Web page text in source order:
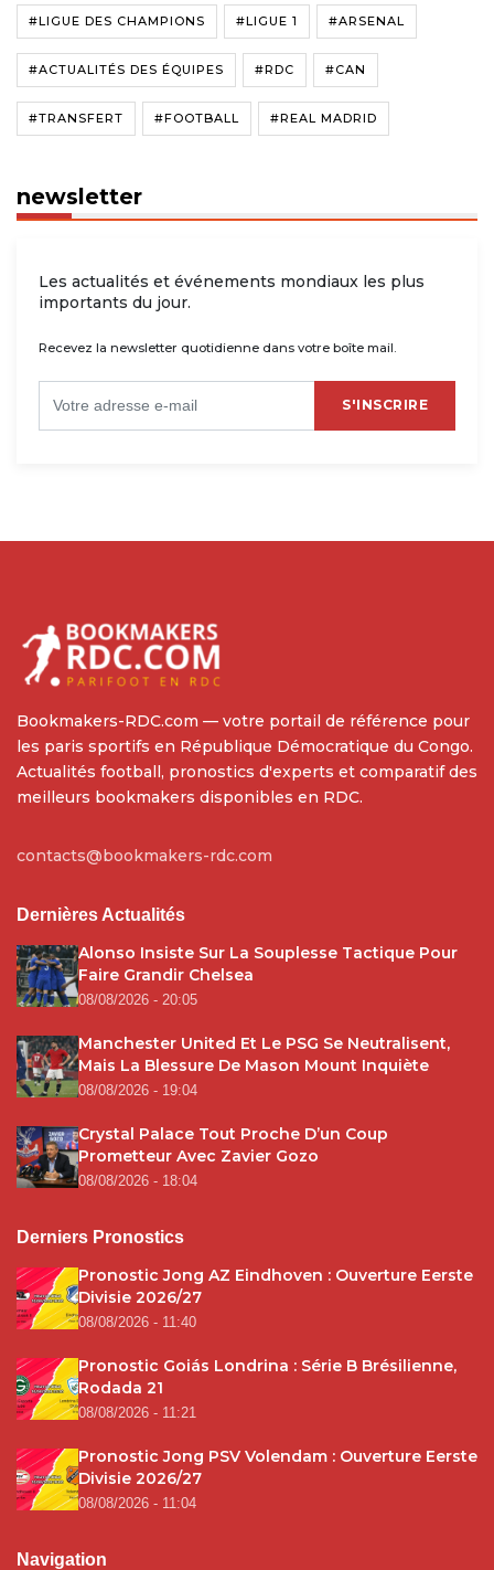
#LIGUE DES CHAMPIONS #LIGUE 1 #ARSENAL
#ACTUALITÉS DES ÉQUIPES #RDC #CAN
#TRANSFERT #FOOTBALL #REAL MADRID
newsletter
Les actualités et événements mondiaux les plus
importants du jour.
Recevez la newsletter quotidienne dans votre boîte mail.
S'INSCRIRE
Bookmakers-RDC.com — votre portail de référence pour
les paris sportifs en République Démocratique du Congo.
Actualités football, pronostics d'experts et comparatif des
meilleurs bookmakers disponibles en RDC.
contacts@bookmakers-rdc.com
Dernières Actualités
Alonso Insiste Sur La Souplesse Tactique Pour
Faire Grandir Chelsea
08/08/2026 - 20:05
Manchester United Et Le PSG Se Neutralisent,
Mais La Blessure De Mason Mount Inquiète
08/08/2026 - 19:04
Crystal Palace Tout Proche D’un Coup
Prometteur Avec Zavier Gozo
08/08/2026 - 18:04
Derniers Pronostics
Pronostic Jong AZ Eindhoven : Ouverture Eerste
Divisie 2026/27
08/08/2026 - 11:40
Pronostic Goiás Londrina : Série B Brésilienne,
Rodada 21
08/08/2026 - 11:21
Pronostic Jong PSV Volendam : Ouverture Eerste
Divisie 2026/27
08/08/2026 - 11:04
Navigation